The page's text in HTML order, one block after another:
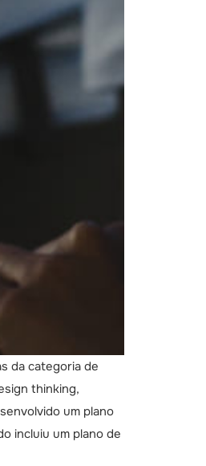
da categoria de
thinking,
um plano
incluiu um plano de